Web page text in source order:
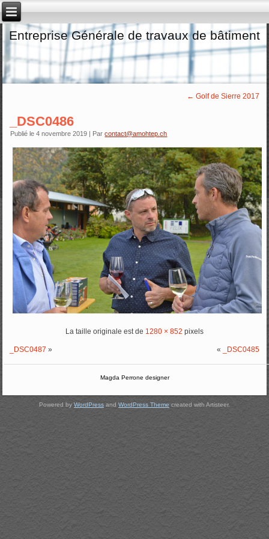
Entreprise Générale de travaux de bâtiment
← Golf de Sierre 2017
_DSC0486
Publié le 4 novembre 2019 | Par contact@amohtep.ch
La taille originale est de 1280 × 852 pixels
_DSC0487 » « _DSC0485
Magda Perrone designer
Powered by WordPress and WordPress Theme created with Artisteer.